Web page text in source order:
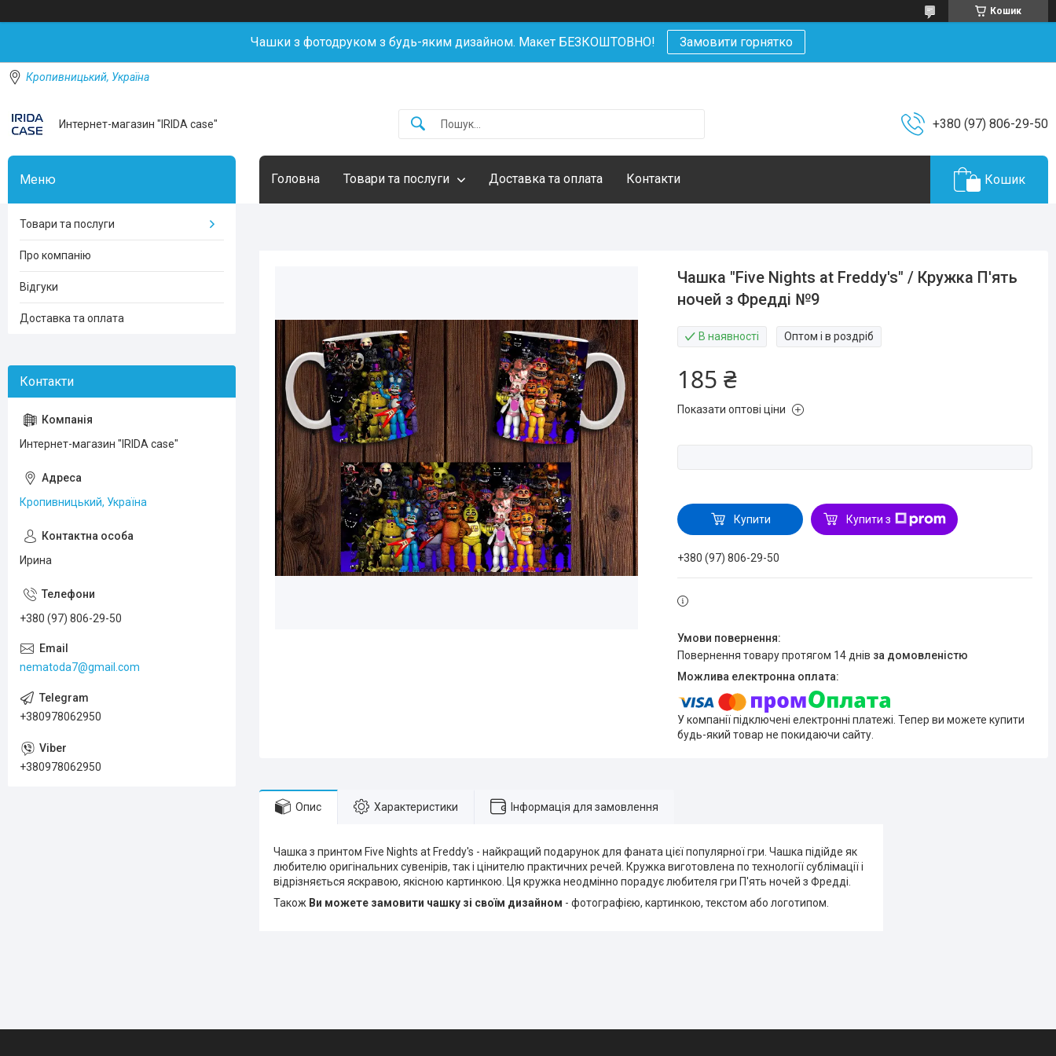
Кошик
Чашки з фотодруком з будь-яким дизайном. Макет БЕЗКОШТОВНО! Замовити горнятко
Кропивницький, Україна
Интернет-магазин "IRIDA case" +380 (97) 806-29-50
Головна Товари та послуги Доставка та оплата Контакти Кошик
Чашка "Five Nights at Freddy's" / Кружка П'ять
ночей з Фредді №9
В наявності Оптом і в роздріб
185 ₴
Показати оптові ціни
Купити Купити з
+380 (97) 806-29-50
повернення товару протягом 14 днів за домовленістю
У компанії підключені електронні платежі. Тепер ви можете купити
будь-який товар не покидаючи сайту.
Опис Характеристики Інформація для замовлення
Чашка з принтом Five Nights at Freddy's - найкращий подарунок для фаната цієї популярної гри. Чашка підійде як
любителю оригінальних сувенірів, так і цінителю практичних речей. Кружка виготовлена по технології сублімації і
відрізняється яскравою, якісною картинкою. Ця кружка неодмінно порадує любителя гри П'ять ночей з Фредді.
Також Ви можете замовити чашку зі своїм дизайном - фотографією, картинкою, текстом або логотипом.
Товари та послуги
Про компанію
Відгуки
Доставка та оплата
Интернет-магазин "IRIDA case"
Кропивницький, Україна
Ирина
+380 (97) 806-29-50
nematoda7@gmail.com
+380978062950
+380978062950